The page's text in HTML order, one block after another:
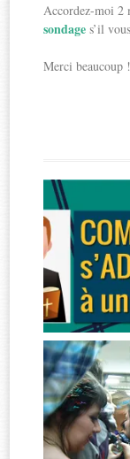
Accordez-moi 2
sondages’il
Merci beaucoup !